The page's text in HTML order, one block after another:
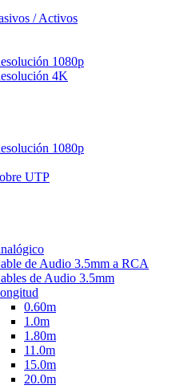
/ Activos
1080p
4K
1080p
UTP
de Audio 3.5mm a RCA
de Audio 3.5mm
0.60m
1.0m
1.80m
11.0m
15.0m
20.0m